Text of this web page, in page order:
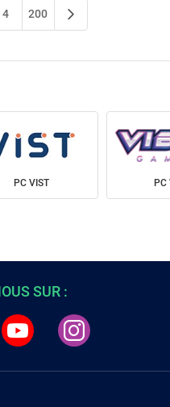
4 200
PC VIST PC
SUR :